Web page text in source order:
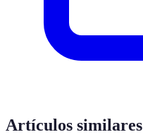
Artículos similares